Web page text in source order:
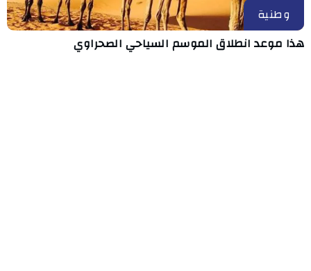
وطنية
هذا موعد انطلاق الموسم السياحي الصحراوي